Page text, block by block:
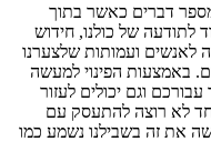
מספר דברים כאשר בתוך
לתודעה של כולנו, חידוש
לאנשים ועמותות שלצערנו
באמצעות הפינוי למעשה
וגם יכולים לעזור
לא רוצה להתעסק עם
את זה בשבילנו נשמע כמו